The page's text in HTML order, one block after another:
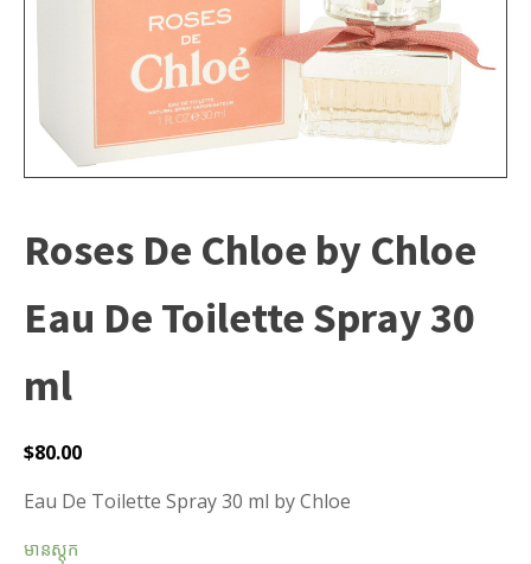
Roses De Chloe by Chloe
Eau De Toilette Spray 30
ml
$80.00
Eau De Toilette Spray 30 ml by Chloe
មានស្តុក